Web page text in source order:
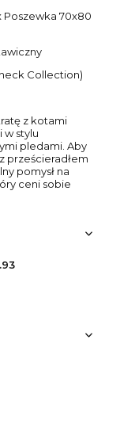
Poszewka 70x80
Collection)
z kotami
stylu
pledami. Aby
prześcieradłem
pomysł na
ceni sobie